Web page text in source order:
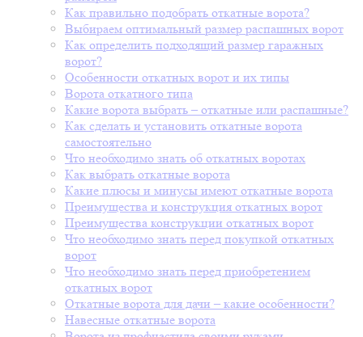
Как правильно подобрать откатные ворота?
Выбираем оптимальный размер распашных ворот
Как определить подходящий размер гаражных
ворот?
Особенности откатных ворот и их типы
Ворота откатного типа
Какие ворота выбрать – откатные или распашные?
Как сделать и установить откатные ворота
самостоятельно
Что необходимо знать об откатных воротах
Как выбрать откатные ворота
Какие плюсы и минусы имеют откатные ворота
Преимущества и конструкция откатных ворот
Преимущества конструкции откатных ворот
Что необходимо знать перед покупкой откатных
ворот
Что необходимо знать перед приобретением
откатных ворот
Откатные ворота для дачи – какие особенности?
Навесные откатные ворота